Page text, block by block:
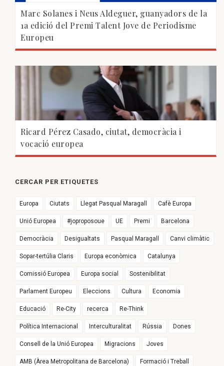
Marc Solanes i Neus Aldeguer, guanyadors de la
1a edició del Premi Talent Jove de Periodisme
Europeu
Ricard Pérez Casado, ciutat, democràcia i
vocació europea
CERCAR PER ETIQUETES
Europa Ciutats Llegat Pasqual Maragall Cafè Europa
Unió Europea #joproposoue UE Premi Barcelona
Democràcia Desigualtats Pasqual Maragall Canvi climàtic
Sopar-tertúlia Claris Europa econòmica Catalunya
Comissió Europea Europa social Sostenibilitat
Parlament Europeu Eleccions Cultura Economia
Educació Re-City recerca Re-Think
Política Internacional Interculturalitat Rússia Dones
Consell de la Unió Europea Migracions Joves
AMB (Àrea Metropolitana de Barcelona) Formació i Treball